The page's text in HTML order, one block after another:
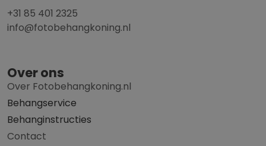
+31 85 401 2325
info@fotobehangkoning.nl
Over ons
Over Fotobehangkoning.nl
Behangservice
Behanginstructies
Contact